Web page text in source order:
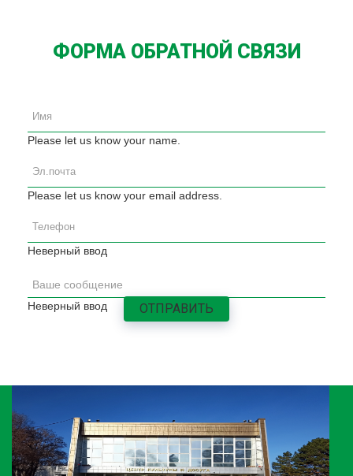
ФОРМА ОБРАТНОЙ СВЯЗИ
Please let us know your name.
Please let us know your email address.
Неверный ввод
Неверный ввод